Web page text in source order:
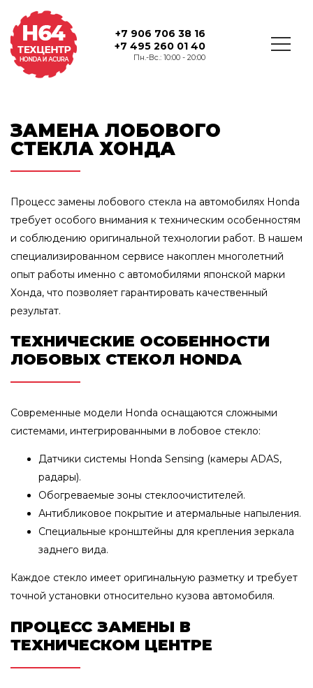
+7 906 706 38 16
+7 495 260 01 40
Пн.-Вс.: 10:00 - 20:00
ЗАМЕНА ЛОБОВОГО
СТЕКЛА ХОНДА
Процесс замены лобового стекла на автомобилях Honda
требует особого внимания к техническим особенностям
и соблюдению оригинальной технологии работ. В нашем
специализированном сервисе накоплен многолетний
опыт работы именно с автомобилями японской марки
Хонда, что позволяет гарантировать качественный
результат.
ТЕХНИЧЕСКИЕ ОСОБЕННОСТИ
ЛОБОВЫХ СТЕКОЛ HONDA
Современные модели Honda оснащаются сложными
системами, интегрированными в лобовое стекло:
Датчики системы Honda Sensing (камеры ADAS,
радары).
Обогреваемые зоны стеклоочистителей.
Антибликовое покрытие и атермальные напыления.
Специальные кронштейны для крепления зеркала
заднего вида.
Каждое стекло имеет оригинальную разметку и требует
точной установки относительно кузова автомобиля.
ПРОЦЕСС ЗАМЕНЫ В
ТЕХНИЧЕСКОМ ЦЕНТРЕ